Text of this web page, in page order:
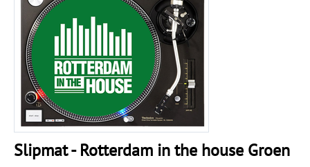
Slipmat - Rotterdam in the house Groen